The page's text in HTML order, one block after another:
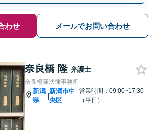
わせ メールでお問い合わせ
奈良橋 隆 弁護士
奈良橋隆法律事務所
新潟
県
|
新潟市中
央区
営業時間：09:00~17:30
（平日）